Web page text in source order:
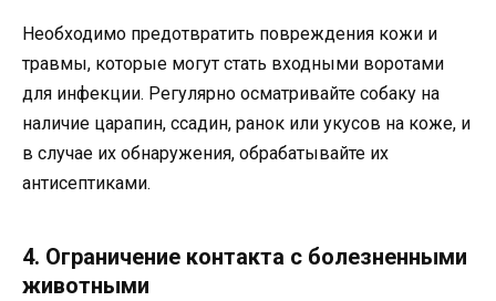
Необходимо предотвратить повреждения кожи и
травмы, которые могут стать входными воротами
для инфекции. Регулярно осматривайте собаку на
наличие царапин, ссадин, ранок или укусов на коже, и
в случае их обнаружения, обрабатывайте их
антисептиками.
4. Ограничение контакта с болезненными
животными